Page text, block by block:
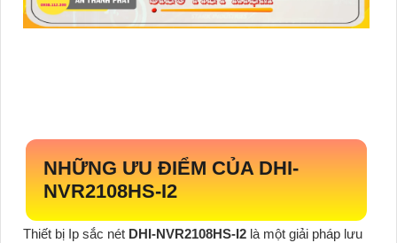
NHỮNG ƯU ĐIỂM CỦA DHI-
NVR2108HS-I2
Thiết bị Ip sắc nét DHI-NVR2108HS-I2 là một giải pháp lưu